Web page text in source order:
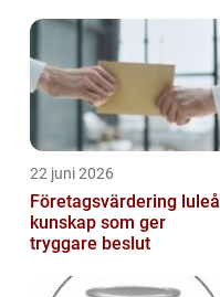
22 juni 2026
Företagsvärdering luleå
kunskap som ger
tryggare beslut